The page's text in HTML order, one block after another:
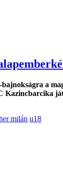
a
Kazincbarcika
milán u18